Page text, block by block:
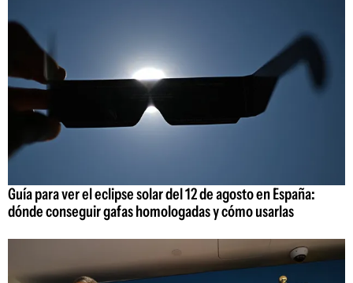
Guía para ver el eclipse solar del 12 de agosto en España:
dónde conseguir gafas homologadas y cómo usarlas